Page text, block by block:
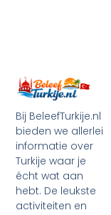
Bij BeleefTurkije.nl
bieden we allerlei
informatie over
Turkije waar je
écht wat aan
hebt. De leukste
activiteiten en